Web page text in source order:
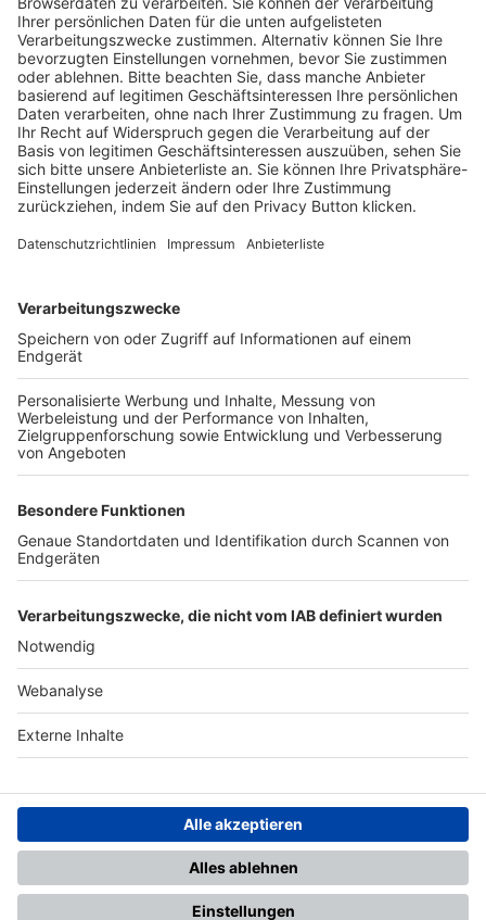
Trainerausbildung
Schulungsangebot Vereinsmitarbeiter
BFV-Geschäftsstellen
Trainerbörse
Login SpielPlus
FOLGE DEM BFV
TOP-VEREINE
TOP-PARTNER
Nutzungsbedingungen Datenschutz Impressum